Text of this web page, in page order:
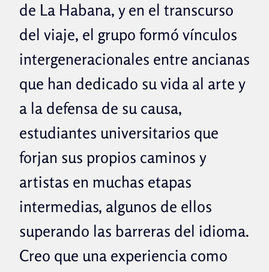
de La Habana, y en el transcurso
del viaje, el grupo formó vínculos
intergeneracionales entre ancianas
que han dedicado su vida al arte y
a la defensa de su causa,
estudiantes universitarios que
forjan sus propios caminos y
artistas en muchas etapas
intermedias, algunos de ellos
superando las barreras del idioma.
Creo que una experiencia como